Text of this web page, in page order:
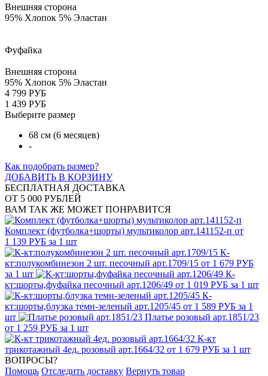
Внешняя сторона
95% Хлопок 5% Эластан
Фуфайка
Внешняя сторона
95% Хлопок 5% Эластан
4 799 РУБ
1 439 РУБ
Выберите размер
68 см (6 месяцев)
-
Как подобрать размер?
ДОБАВИТЬ В КОРЗИНУ
БЕСПЛАТНАЯ ДОСТАВКА
ОТ 5 000 РУБЛЕЙ
ВАМ ТАК ЖЕ МОЖЕТ ПОНРАВИТСЯ
Комплект (футболка+шорты) мультиколор арт.141152-п от
1 139 РУБ за 1 шт
К-
кт:полукомбинезон 2 шт. песочный арт.1709/15 от 1 679 РУБ
за 1 шт
К-
кт:шорты,фуфайка песочный арт.1206/49 от 1 019 РУБ за 1 шт
К-
кт:шорты,блузка темн-зеленый арт.1205/45 от 1 589 РУБ за 1
шт
Платье розовый арт.1851/23
от 1 259 РУБ за 1 шт
К-кт
трикотажный 4ед. розовый арт.1664/32 от 1 679 РУБ за 1 шт
ВОПРОСЫ?
Помощь Отследить доставку Вернуть товар